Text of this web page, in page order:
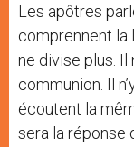
Les apôtres
comprennent la
ne divise plus. Il
communion. Il
écoutent la
sera la réponse